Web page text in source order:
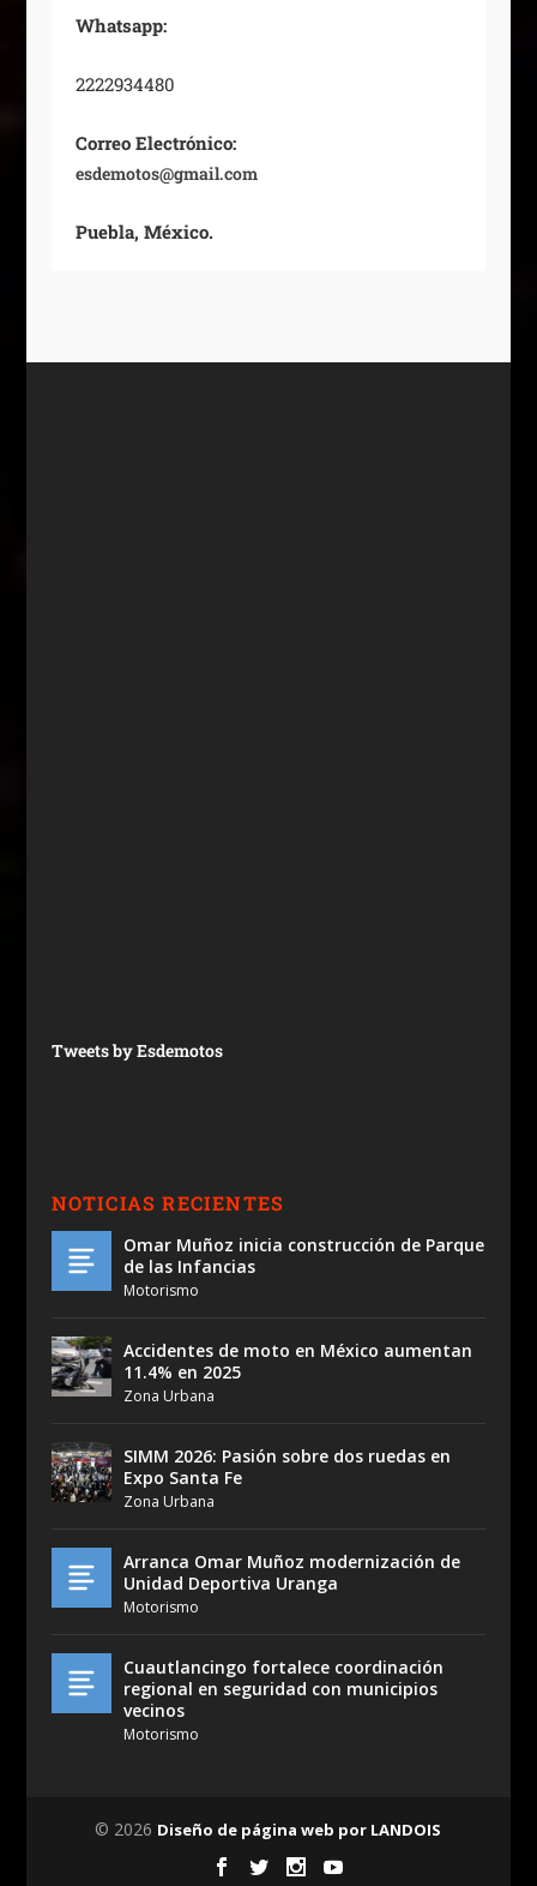
Whatsapp:
2222934480
Correo Electrónico:
esdemotos@gmail.com
Puebla, México.
Tweets by Esdemotos
NOTICIAS RECIENTES
Omar Muñoz inicia construcción de Parque
de las Infancias
Motorismo
Accidentes de moto en México aumentan
11.4% en 2025
Zona Urbana
SIMM 2026: Pasión sobre dos ruedas en
Expo Santa Fe
Zona Urbana
Arranca Omar Muñoz modernización de
Unidad Deportiva Uranga
Motorismo
Cuautlancingo fortalece coordinación
regional en seguridad con municipios
vecinos
Motorismo
© 2026 Diseño de página web por LANDOIS